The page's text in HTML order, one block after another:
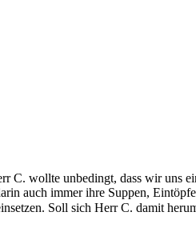
C. wollte unbedingt, dass wir uns
auch immer ihre Suppen,
Soll sich Herr C. damit